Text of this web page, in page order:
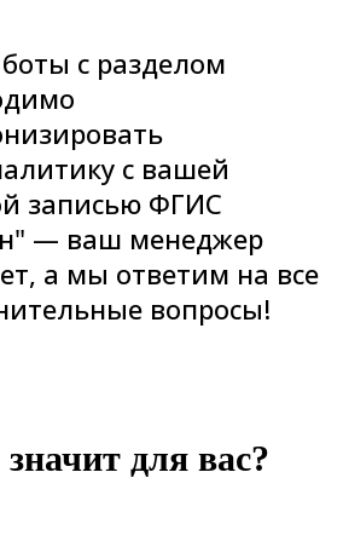
с разделом
с вашей
записью ФГИС
— ваш менеджер
а мы ответим на все
вопросы!
для вас?